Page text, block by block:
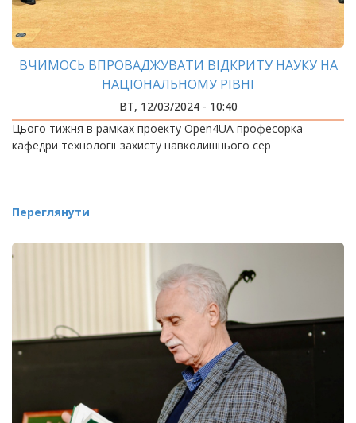
ВЧИМОСЬ ВПРОВАДЖУВАТИ ВІДКРИТУ НАУКУ НА
НАЦІОНАЛЬНОМУ РІВНІ
ВТ, 12/03/2024 - 10:40
Цього тижня в рамках проекту Open4UA професорка
кафедри технології захисту навколишнього сер
Переглянути